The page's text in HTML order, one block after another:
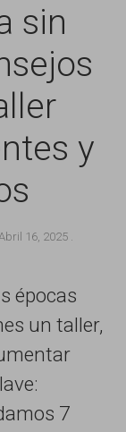
sin
y
16, 2025.
épocas
un taller,
7